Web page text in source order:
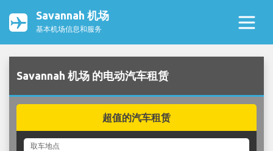
Savannah 机场
基本机场信息和服务
Savannah 机场 的电动汽车租赁
超值的汽车租赁
取车地点